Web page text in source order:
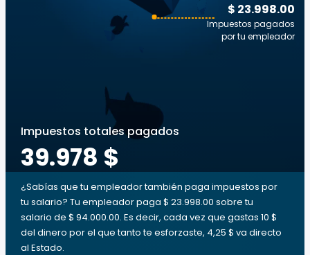
$ 23.998.00
Impuestos pagados
por tu empleador
Impuestos totales pagados
39.978 $
¿Sabías que tu empleador también paga impuestos por
tu salario? Tu empleador paga $ 23.998.00 sobre tu
salario de $ 94.000.00. Es decir, cada vez que gastas 10 $
del dinero por el que tanto te esforzaste, 4,25 $ va directo
al Estado.